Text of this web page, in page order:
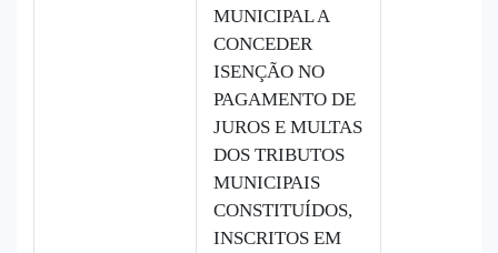
MUNICIPAL A
CONCEDER
ISENÇÃO NO
PAGAMENTO DE
JUROS E MULTAS
DOS TRIBUTOS
MUNICIPAIS
CONSTITUÍDOS,
INSCRITOS EM